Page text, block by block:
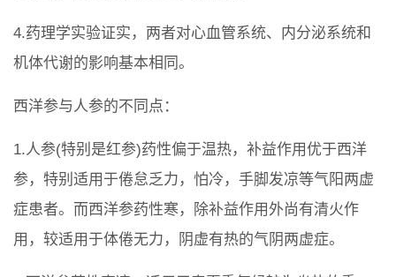
4.药理学实验证实，两者对心血管系统、内分泌系统和
机体代谢的影响基本相同。
西洋参与人参的不同点：
1.人参(特别是红参)药性偏于温热，补益作用优于西洋
参，特别适用于倦怠乏力，怕冷，手脚发凉等气阳两虚
症患者。而西洋参药性寒，除补益作用外尚有清火作
用，较适用于体倦无力，阴虚有热的气阴两虚症。